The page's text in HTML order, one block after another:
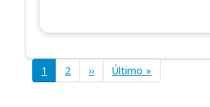
Paginación
Página
1 Página
2
Siguiente
página
››
Última
página
Último »